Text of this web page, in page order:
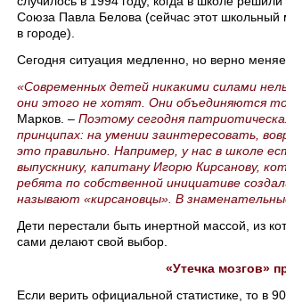
Союза Павла Белова (сейчас этот школьный
в городе).
Сегодня ситуация медленно, но верно
«Современных детей никакими силами
они этого не хотят. Они объединяются
Марков. – Поэтому сегодня
принципах: на умении заинтересовать,
это правильно. Например, у нас в школе
выпускнику, капитану Игорю Кирсанову,
ребята по собственной инициативе
называют «кирсановцы». В
Дети перестали быть инертной массой, из
сами делают свой выбор.
«Утечка мозгов»
Если верить официальной статистике, то в